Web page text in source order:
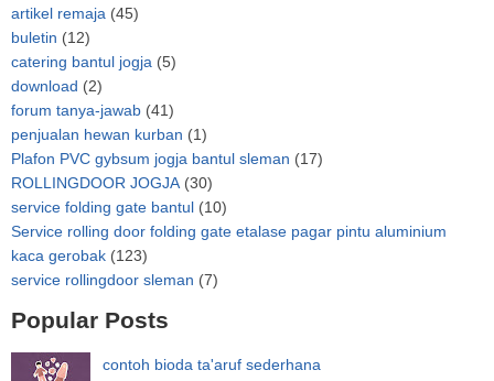
artikel remaja (45)
buletin (12)
catering bantul jogja (5)
download (2)
forum tanya-jawab (41)
penjualan hewan kurban (1)
Plafon PVC gybsum jogja bantul sleman (17)
ROLLINGDOOR JOGJA (30)
service folding gate bantul (10)
Service rolling door folding gate etalase pagar pintu aluminium
kaca gerobak (123)
service rollingdoor sleman (7)
Popular Posts
contoh bioda ta'aruf sederhana